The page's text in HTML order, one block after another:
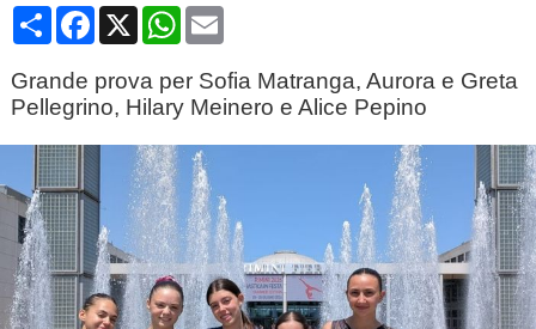
CondividiFacebook
X WhatsApp
Email
Grande prova per Sofia Matranga, Aurora e Greta
Pellegrino, Hilary Meinero e Alice Pepino